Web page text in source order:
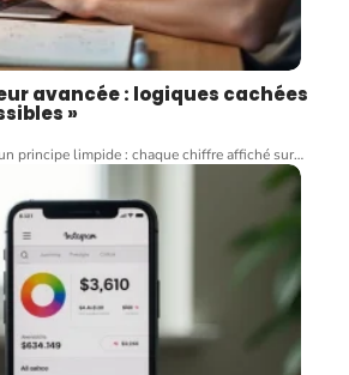
avancée : logiques cachées
»
principe limpide : chaque chiffre affiché sur…